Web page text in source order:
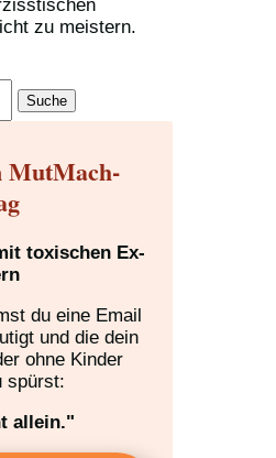
zu meistern.
MutMach-
toxischen Ex-
du eine Email
und die dein
ohne Kinder
spürst:
allein."